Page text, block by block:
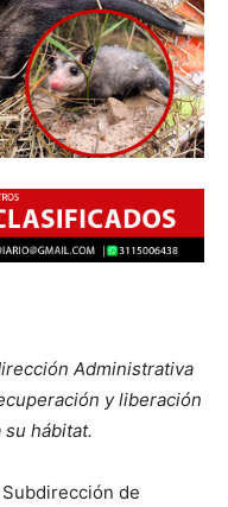
Administrativa
y liberación
hábitat.
de